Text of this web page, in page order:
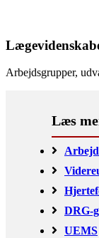
Arbejdsgrupper,
DRG-
UEMS